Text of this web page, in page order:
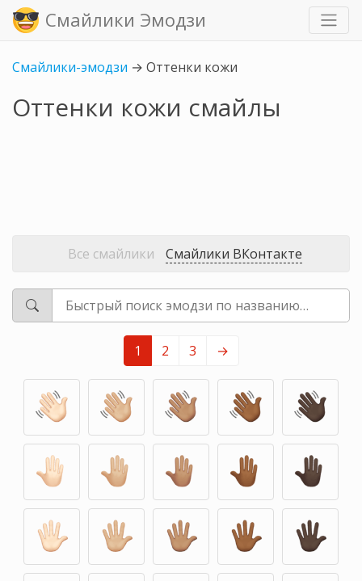
Смайлики Эмодзи
Смайлики-эмодзи → Оттенки кожи
Оттенки кожи смайлы
Все смайлики Смайлики ВКонтакте
1 2 3 →